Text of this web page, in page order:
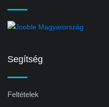
Segítség
Feltételek